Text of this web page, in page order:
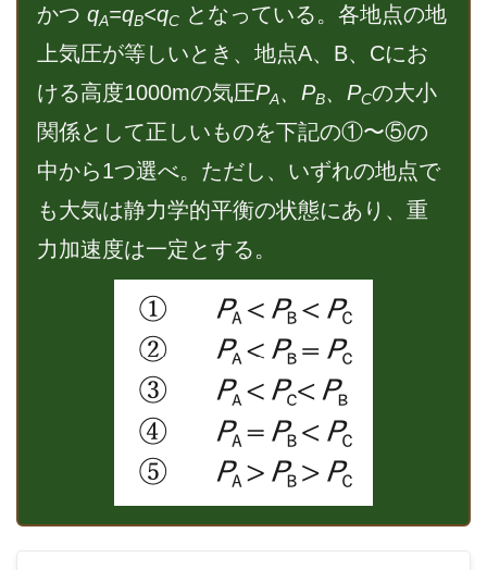
かつqA=qB<qC となっている。各地点の地
上気圧が等しいとき、地点A、B、Cにお
ける高度1000mの気圧PA、PB、PCの大小
関係として正しいものを下記の①〜⑤の
中から1つ選べ。ただし、いずれの地点で
も大気は静力学的平衡の状態にあり、重
力加速度は一定とする。